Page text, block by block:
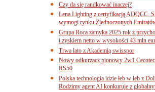
Czy da się randkować inaczej?
Lena Lighting z certyfikacją ADQCC.
wymogi rynku Zjednoczonych
Grupa Roca zamyka 2025 rok z
i zyskiem netto w wysokości 43 mln
Trwa lato z Akademią swisspor
Nowy odkurzacz pionowy 2w1
RS50
Polska technologia idzie łeb w łeb z
Rodzimy agent AI konkuruje z